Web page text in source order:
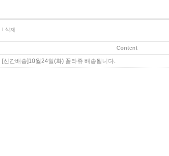
삭제
Content
[신간배송]10월24일(화) 꼴라쥬 배송됩니다.